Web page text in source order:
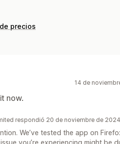
precios
14 de
now.
respondió 20 de noviembre de 2024
We’ve tested the app on
you’re experiencing might be